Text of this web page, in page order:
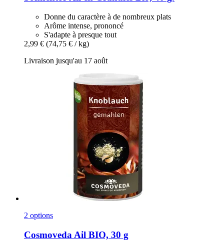
Donne du caractère à de nombreux plats
Arôme intense, prononcé
S'adapte à presque tout
2,99 € (74,75 € / kg)
Livraison jusqu'au 17 août
2 options
Cosmoveda Ail BIO, 30 g